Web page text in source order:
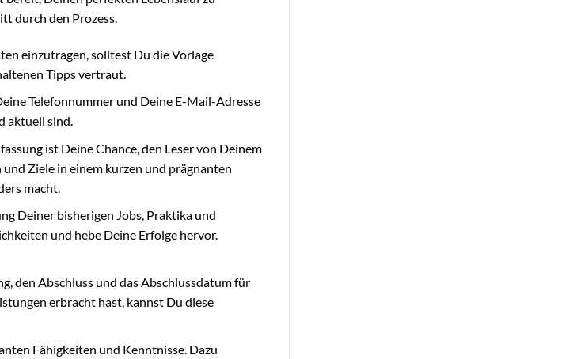
durch den Prozess.
einzutragen, solltest Du die Vorlage
Tipps vertraut.
Telefonnummer und Deine E-Mail-Adresse
aktuell sind.
ist Deine Chance, den Leser von Deinem
Ziele in einem kurzen und prägnanten
macht.
Deiner bisherigen Jobs, Praktika und
und hebe Deine Erfolge hervor.
den Abschluss und das Abschlussdatum für
erbracht hast, kannst Du diese
Fähigkeiten und Kenntnisse. Dazu